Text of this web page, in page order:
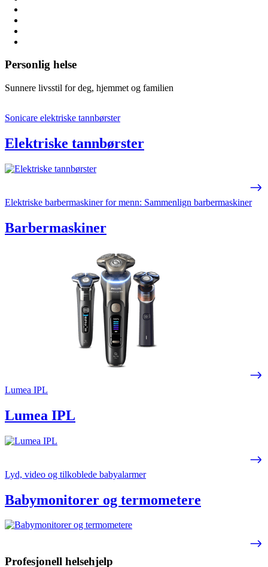
Personlig helse
Sunnere livsstil for deg, hjemmet og familien
Sonicare elektriske tannbørster
Elektriske tannbørster
Elektriske barbermaskiner for menn: Sammenlign barbermaskiner
Barbermaskiner
Lumea IPL
Lumea IPL
Lyd, video og tilkoblede babyalarmer
Babymonitorer og termometere
Profesjonell helsehjelp